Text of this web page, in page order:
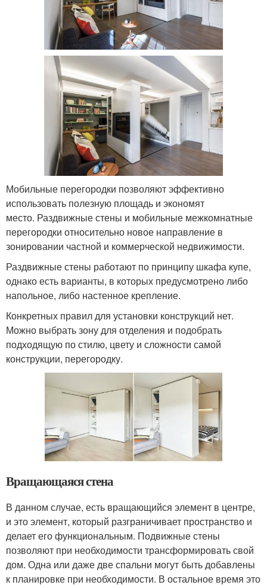
Мобильные перегородки позволяют эффективно
использовать полезную площадь и экономят
место. Раздвижные стены и мобильные межкомнатные
перегородки относительно новое направление в
зонировании частной и коммерческой недвижимости.
Раздвижные стены работают по принципу шкафа купе,
однако есть варианты, в которых предусмотрено либо
напольное, либо настенное крепление.
Конкретных правил для установки конструкций нет.
Можно выбрать зону для отделения и подобрать
подходящую по стилю, цвету и сложности самой
конструкции, перегородку.
Вращающаяся стена
В данном случае, есть вращающийся элемент в центре,
и это элемент, который разграничивает пространство и
делает его функциональным. Подвижные стены
позволяют при необходимости трансформировать свой
дом. Одна или даже две спальни могут быть добавлены
к планировке при необходимости. В остальное время это